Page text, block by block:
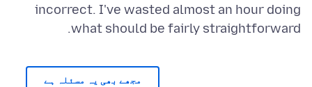
incorrect. I've wasted almost an hour doing
what should be fairly straightforward.
مجھے بھی یہ مسئلہ ہے